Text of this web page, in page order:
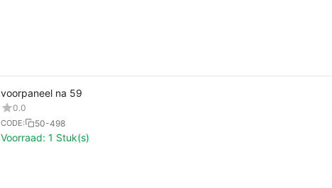
voorpaneel na 59
0.0
CODE: 50-498
Voorraad: 1 Stuk(s)